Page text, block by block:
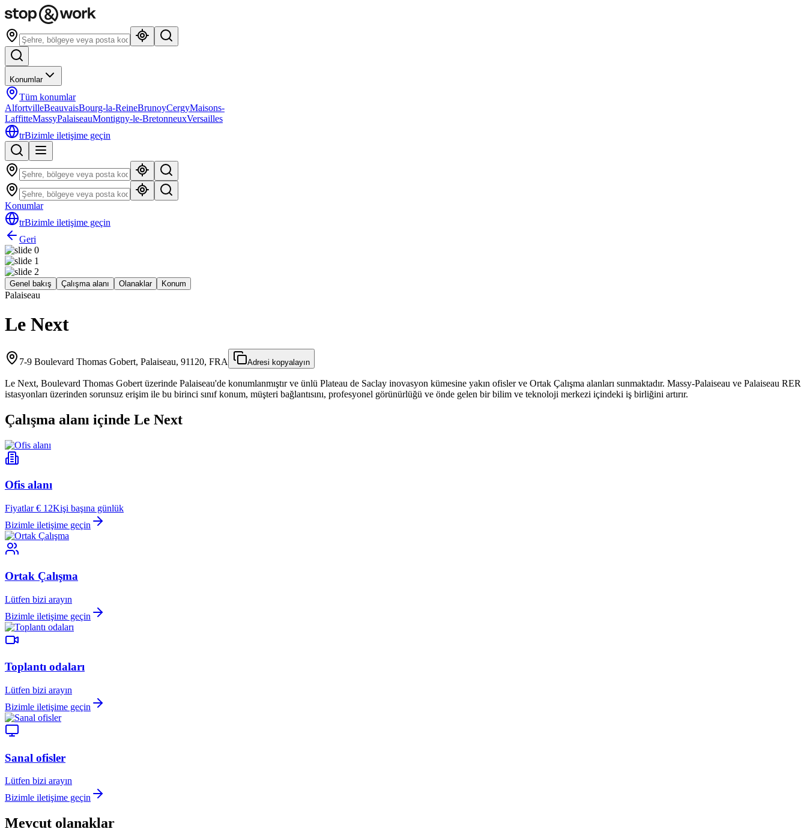
Konumlar
Tüm konumlar
AlfortvilleBeauvaisBourg-la-ReineBrunoyCergyMaisons-
LaffitteMassyPalaiseauMontigny-le-BretonneuxVersailles
trBizimle iletişime geçin
Konumlar
trBizimle iletişime geçin
Geri
Genel bakış Çalışma alanı Olanaklar Konum
Palaiseau
Le Next
7-9 Boulevard Thomas Gobert, Palaiseau, 91120, FRA Adresi kopyalayın
Le Next, Boulevard Thomas Gobert üzerinde Palaiseau'de konumlanmıştır ve ünlü Plateau de Saclay inovasyon kümesine yakın ofisler ve Ortak Çalışma alanları sunmaktadır. Massy‑Palaiseau ve Palaiseau RER
istasyonları üzerinden sorunsuz erişim ile bu birinci sınıf konum, müşteri bağlantısını, profesyonel görünürlüğü ve önde gelen bir bilim ve teknoloji merkezi içindeki iş birliğini artırır.
Çalışma alanı içinde Le Next
Ofis alanı
Fiyatlar € 12Kişi başına günlük
Bizimle iletişime geçin
Ortak Çalışma
Lütfen bizi arayın
Bizimle iletişime geçin
Toplantı odaları
Lütfen bizi arayın
Bizimle iletişime geçin
Sanal ofisler
Lütfen bizi arayın
Bizimle iletişime geçin
Mevcut olanaklar